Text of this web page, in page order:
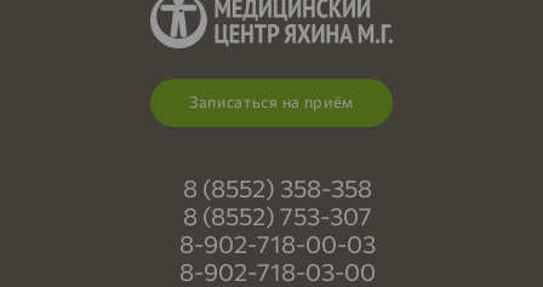
Записаться на приём
8 (8552) 358-358
8 (8552) 753-307
8-902-718-00-03
8-902-718-03-00